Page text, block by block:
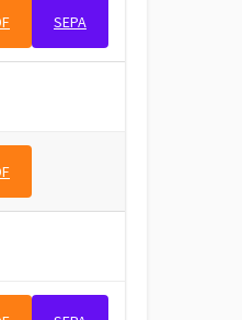
SEPA